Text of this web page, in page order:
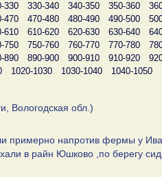
330 330-340 340-350 350-360
470 470-480 480-490 490-500
610 610-620 620-630 630-640
750 750-760 760-770 770-780
890 890-900 900-910 910-920
1020-1030 1030-1040 1040-1050
Вологодская обл.)
примерно напротив фермы у
в райн Юшково ,по берегу